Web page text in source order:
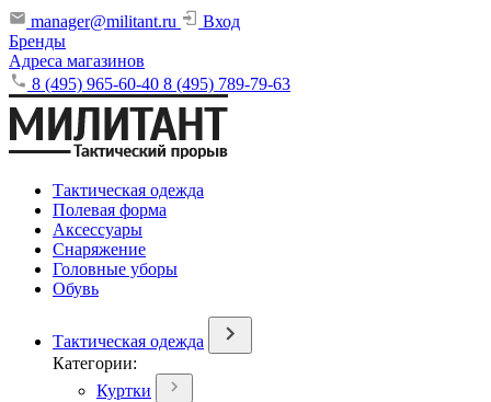
manager@militant.ru
Вход
Бренды
Адреса магазинов
8 (495) 965-60-40 8 (495) 789-79-63
Тактическая одежда
Полевая форма
Аксессуары
Снаряжение
Головные уборы
Обувь
Тактическая одежда
Категории:
Куртки